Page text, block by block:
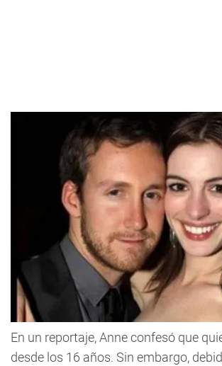
En un reportaje, Anne confesó que
desde los 16 años. Sin embargo,